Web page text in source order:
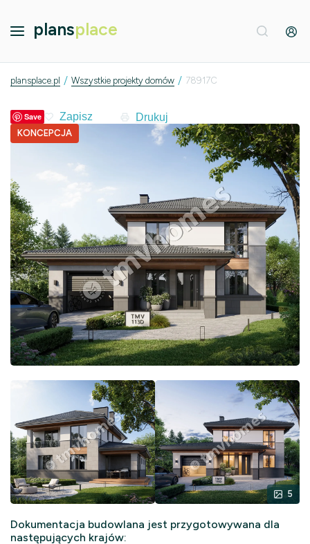
plansplace
plansplace.pl / Wszystkie projekty domów / 78917C
Save Drukuj
5
KONCEPCJA
Dokumentacja budowlana jest przygotowywana dla
następujących krajów: